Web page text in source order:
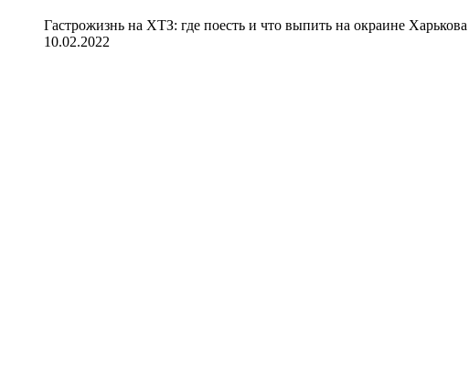
Гастрожизнь на ХТЗ: где поесть и что выпить на окраине Харькова
10.02.2022